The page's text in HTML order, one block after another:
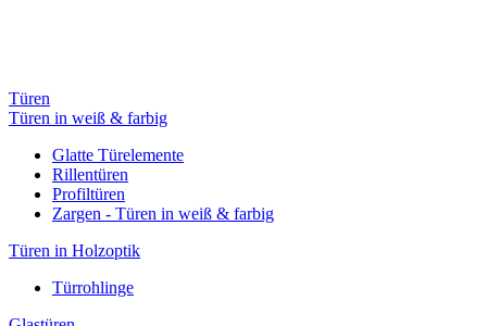
Türen
Türen in weiß & farbig
Glatte Türelemente
Rillentüren
Profiltüren
Zargen - Türen in weiß & farbig
Türen in Holzoptik
Türrohlinge